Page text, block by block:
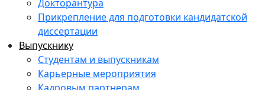
Докторантура
Прикрепление для подготовки кандидатской
диссертации
Выпускнику
Студентам и выпускникам
Карьерные мероприятия